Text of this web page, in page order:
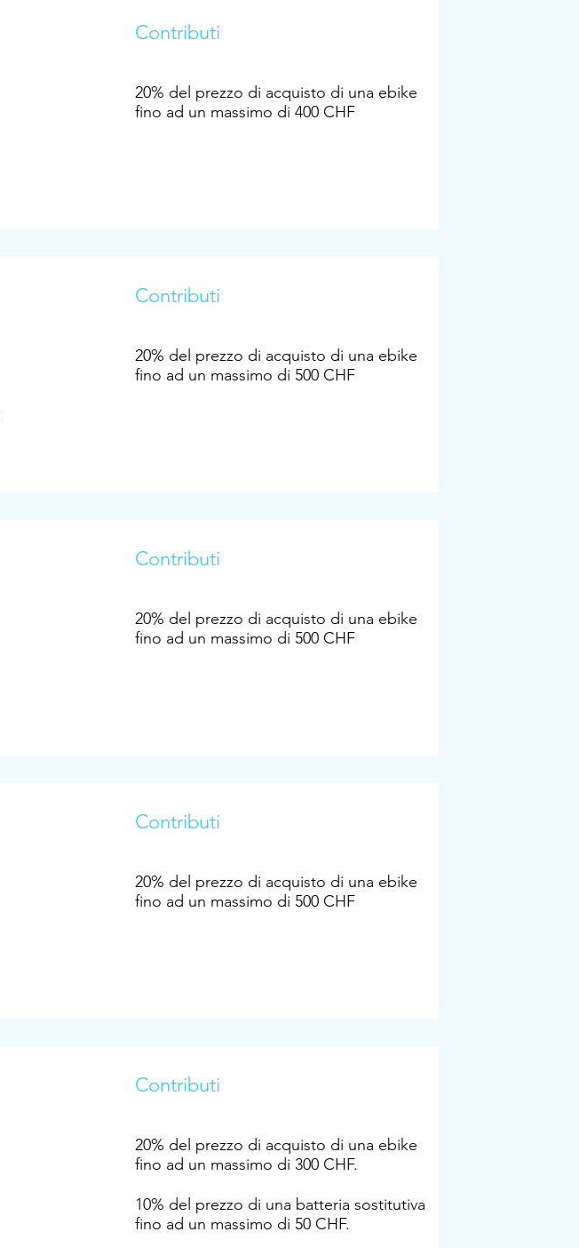
Contributi
20% del prezzo di acquisto di una ebike
fino ad un massimo di 400 CHF
Contributi
20% del prezzo di acquisto di una ebike
fino ad un massimo di 500 CHF
Contributi
20% del prezzo di acquisto di una ebike
fino ad un massimo di 500 CHF
Contributi
20% del prezzo di acquisto di una ebike
fino ad un massimo di 500 CHF
Contributi
20% del prezzo di acquisto di una ebike
fino ad un massimo di 300 CHF.
10% del prezzo di una batteria sostitutiva
fino ad un massimo di 50 CHF.